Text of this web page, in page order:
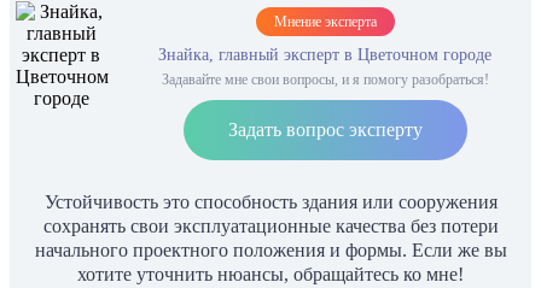
Мнение эксперта
Знайка, главный эксперт в Цветочном городе
Задавайте мне свои вопросы, и я помогу разобраться!
Задать вопрос эксперту
Устойчивость это способность здания или сооружения
сохранять свои эксплуатационные качества без потери
начального проектного положения и формы. Если же вы
хотите уточнить нюансы, обращайтесь ко мне!